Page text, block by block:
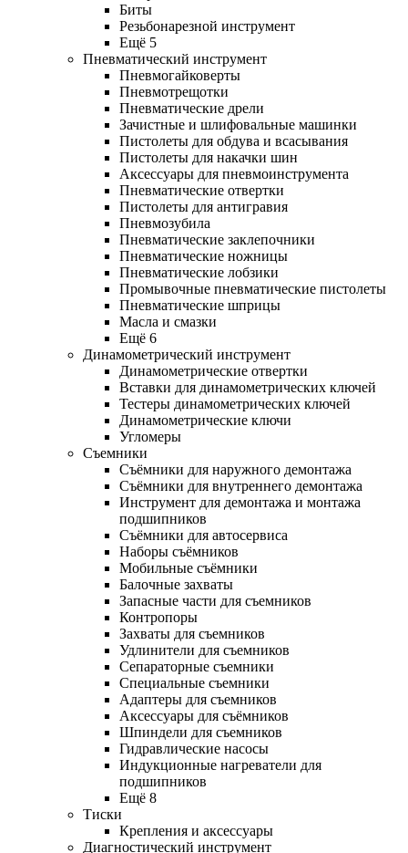
Биты
Резьбонарезной инструмент
Ещё 5
Пневматический инструмент
Пневмогайковерты
Пневмотрещотки
Пневматические дрели
Зачистные и шлифовальные машинки
Пистолеты для обдува и всасывания
Пистолеты для накачки шин
Аксессуары для пневмоинструмента
Пневматические отвертки
Пистолеты для антигравия
Пневмозубила
Пневматические заклепочники
Пневматические ножницы
Пневматические лобзики
Промывочные пневматические пистолеты
Пневматические шприцы
Масла и смазки
Ещё 6
Динамометрический инструмент
Динамометрические отвертки
Вставки для динамометрических ключей
Тестеры динамометрических ключей
Динамометрические ключи
Угломеры
Съемники
Съёмники для наружного демонтажа
Съёмники для внутреннего демонтажа
Инструмент для демонтажа и монтажа
подшипников
Съёмники для автосервиса
Наборы съёмников
Мобильные съёмники
Балочные захваты
Запасные части для съемников
Контропоры
Захваты для съемников
Удлинители для съемников
Сепараторные съемники
Специальные съемники
Адаптеры для съемников
Аксессуары для съёмников
Шпиндели для съемников
Гидравлические насосы
Индукционные нагреватели для
подшипников
Ещё 8
Тиски
Крепления и аксессуары
Диагностический инструмент